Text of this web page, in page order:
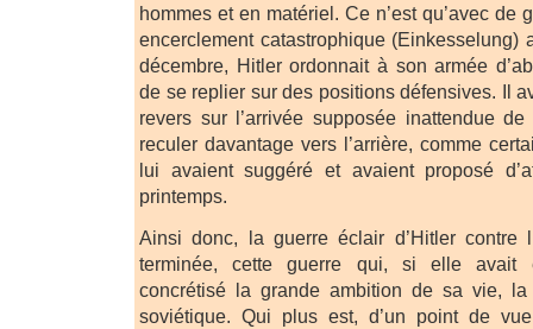
hommes et en matériel. Ce n’est qu’avec de
encerclement catastrophique (Einkesselung)
décembre, Hitler ordonnait à son armée
de se replier sur des positions défensives. Il
revers sur l’arrivée supposée inattendue
reculer davantage vers l’arrière, comme
lui avaient suggéré et avaient proposé
printemps.
Ainsi donc, la guerre éclair d’Hitler contre
terminée, cette guerre qui, si elle avait
concrétisé la grande ambition de sa vie, la
soviétique. Qui plus est, d’un point de